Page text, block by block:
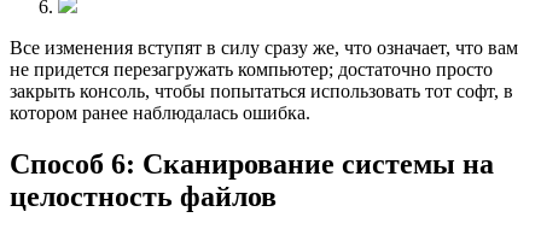
Все изменения вступят в силу сразу же, что означает, что вам
не придется перезагружать компьютер; достаточно просто
закрыть консоль, чтобы попытаться использовать тот софт, в
котором ранее наблюдалась ошибка.
Способ 6: Сканирование системы на
целостность файлов